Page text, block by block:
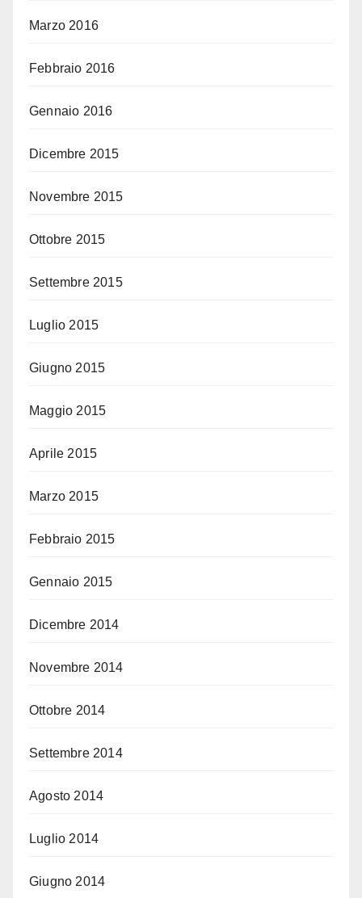
Marzo 2016
Febbraio 2016
Gennaio 2016
Dicembre 2015
Novembre 2015
Ottobre 2015
Settembre 2015
Luglio 2015
Giugno 2015
Maggio 2015
Aprile 2015
Marzo 2015
Febbraio 2015
Gennaio 2015
Dicembre 2014
Novembre 2014
Ottobre 2014
Settembre 2014
Agosto 2014
Luglio 2014
Giugno 2014